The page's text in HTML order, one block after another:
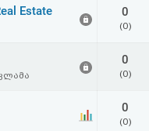
Estate 0
(0)
0
(0)
0
(0)